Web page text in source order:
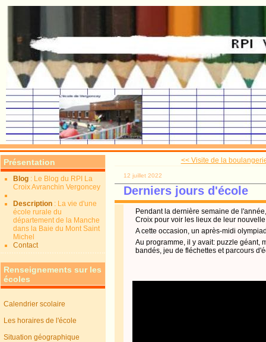
Présentation
Blog : Le Blog du RPI La
Croix Avranchin Vergoncey
Description : La vie d'une
école rurale du
département de la Manche
dans la Baie du Mont Saint
Michel
Contact
Renseignements sur les
écoles
Calendrier scolaire
Les horaires de l'école
Situation géographique
<< Visite de la
12 juillet 2022
Derniers jours d'école
Pendant la dernière semaine de
Croix pour voir les lieux de leur
A cette occasion, un après-midi
Au programme, il y avait: puzzle géant,
bandés, jeu de fléchettes et parcours